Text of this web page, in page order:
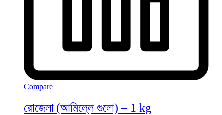
Compare
রোজেলা (আমিল্লে গুলো) – 1 kg